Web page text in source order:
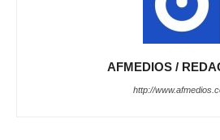
AFMEDIOS /
http://